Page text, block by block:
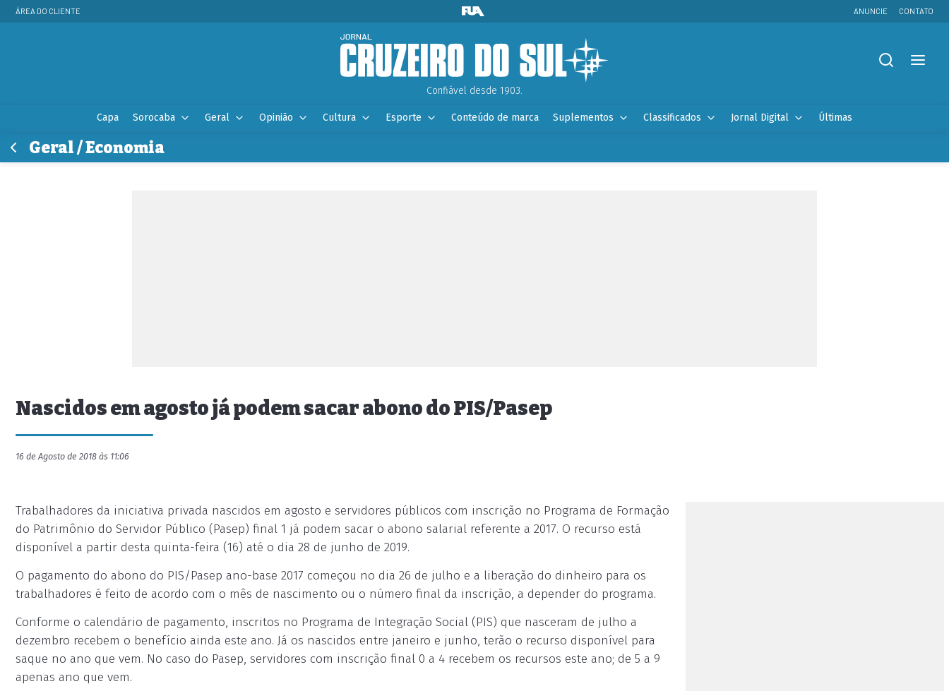
ÁREA DO CLIENTE ANUNCIE CONTATO
Confiável desde 1903.
Capa Sorocaba Geral Opinião Cultura Esporte Conteúdo de marca Suplementos Classificados Jornal Digital Últimas
Geral / Economia
Nascidos em agosto já podem sacar abono do PIS/Pasep
16 de Agosto de 2018 às 11:06
Trabalhadores da iniciativa privada nascidos em agosto e servidores públicos com inscrição no Programa de Formação
do Patrimônio do Servidor Público (Pasep) final 1 já podem sacar o abono salarial referente a 2017. O recurso está
disponível a partir desta quinta-feira (16) até o dia 28 de junho de 2019.
O pagamento do abono do PIS/Pasep ano-base 2017 começou no dia 26 de julho e a liberação do dinheiro para os
trabalhadores é feito de acordo com o mês de nascimento ou o número final da inscrição, a depender do programa.
Conforme o calendário de pagamento, inscritos no Programa de Integração Social (PIS) que nasceram de julho a
dezembro recebem o benefício ainda este ano. Já os nascidos entre janeiro e junho, terão o recurso disponível para
saque no ano que vem. No caso do Pasep, servidores com inscrição final 0 a 4 recebem os recursos este ano; de 5 a 9
apenas ano que vem.